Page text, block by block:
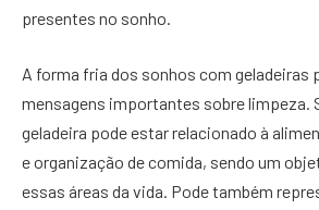
presentes no sonho.
A forma fria dos sonhos com geladeiras
mensagens importantes sobre limpeza.
geladeira pode estar relacionado à
e organização de comida, sendo um
essas áreas da vida. Pode também